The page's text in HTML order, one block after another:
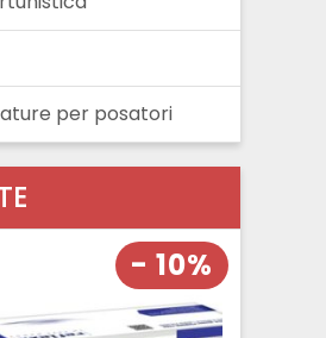
per posatori
- 10%